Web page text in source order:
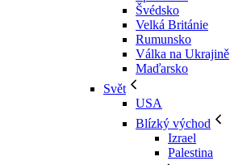
Švédsko
Velká Británie
Rumunsko
Válka na Ukrajině
Maďarsko
Svět
USA
Blízký východ
Izrael
Palestina